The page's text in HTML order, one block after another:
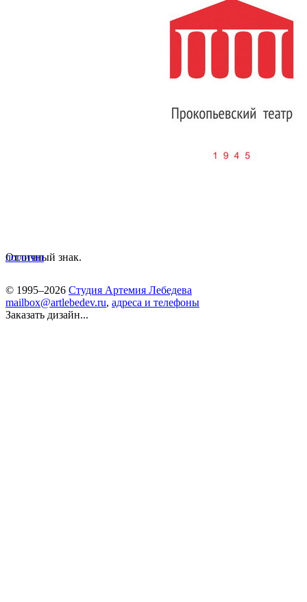
Отличный знак.
логотип
© 1995–2026 Студия Артемия Лебедева
mailbox@artlebedev.ru, адреса и телефоны
Заказать дизайн...